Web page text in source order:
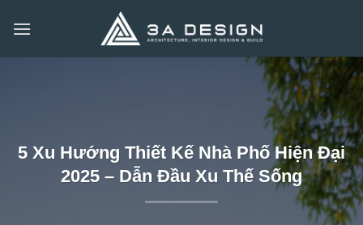
qua
5 Xu Hướng Thiết Kế Nhà Phố Hiện Đại
2025 – Dẫn Đầu Xu Thế Sống